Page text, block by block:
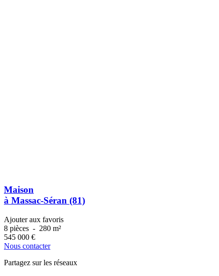
Maison
à Massac-Séran (81)
Ajouter aux favoris
8 pièces - 280 m²
545 000 €
Nous contacter
Partagez sur les réseaux